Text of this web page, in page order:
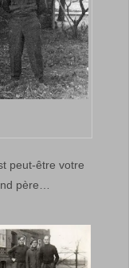
peut-être votre
père…